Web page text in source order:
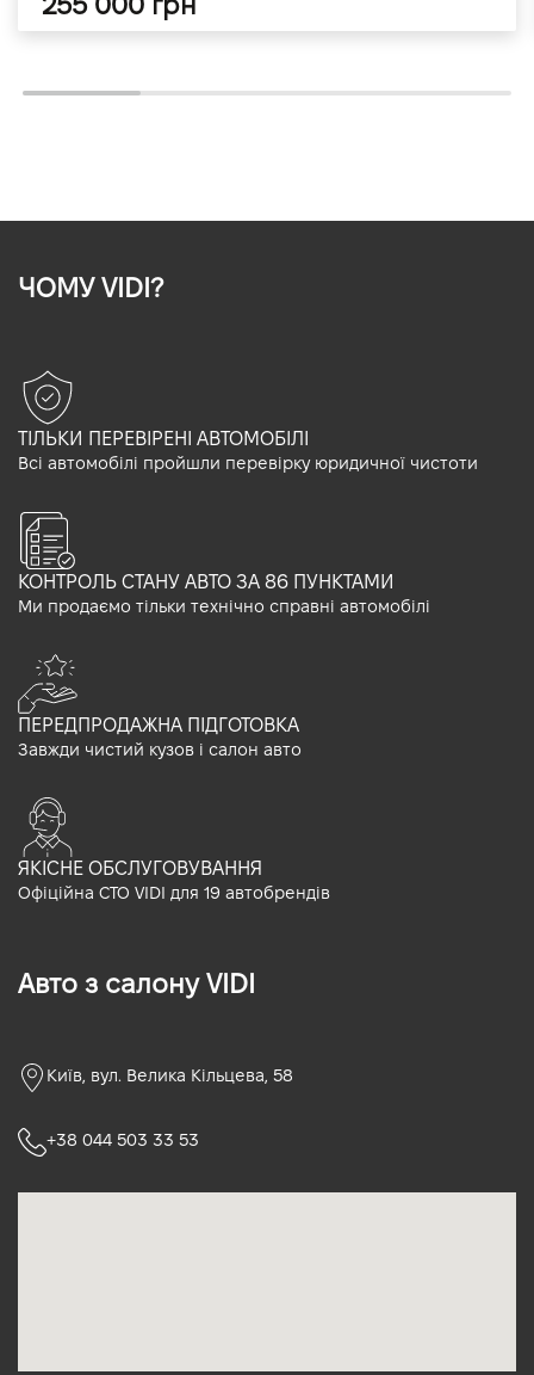
ЧОМУ VIDI?
ТІЛЬКИ ПЕРЕВІРЕНІ АВТОМОБІЛІ
Всі автомобілі пройшли перевірку юридичної чистоти
КОНТРОЛЬ СТАНУ АВТО ЗА 86 ПУНКТАМИ
Ми продаємо тільки технічно справні автомобілі
ПЕРЕДПРОДАЖНА ПІДГОТОВКА
Завжди чистий кузов і салон авто
ЯКІСНЕ ОБСЛУГОВУВАННЯ
Офіційна СТО VIDI для 19 автобрендів
Авто з салону VIDI
Київ, вул. Велика Кільцева, 58
+38 044 503 33 53